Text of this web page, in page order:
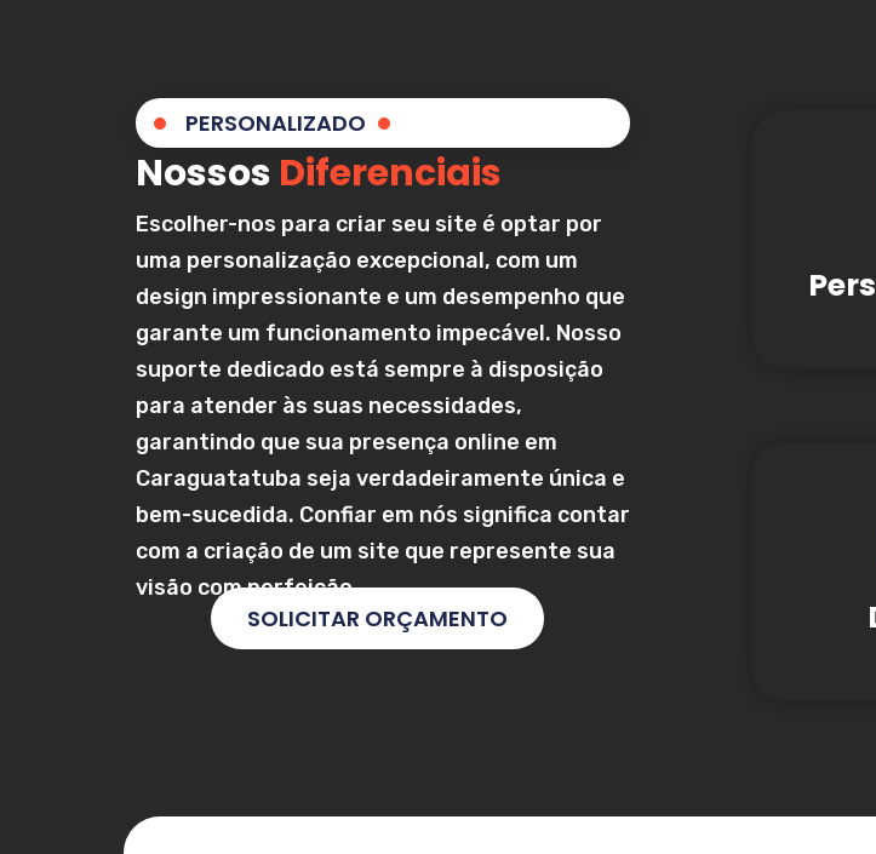
PERSONALIZADO
Nossos Diferenciais
Escolher-nos para criar seu site é optar por
uma personalização excepcional, com um
design impressionante e um desempenho que
garante um funcionamento impecável. Nosso
suporte dedicado está sempre à disposição
para atender às suas necessidades,
garantindo que sua presença online em
Caraguatatuba seja verdadeiramente única e
bem-sucedida. Confiar em nós significa contar
com a criação de um site que represente sua
visão com perfeição.
SOLICITAR ORÇAMENTO